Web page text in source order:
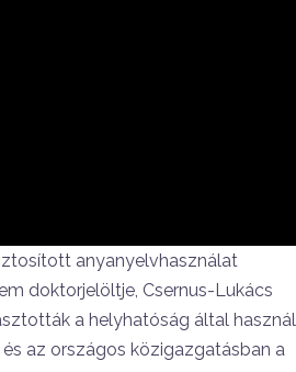
anyanyelvhasználat
doktorjelöltje, Csernus-Lukács
a helyhatóság által használ
az országos közigazgatásban a